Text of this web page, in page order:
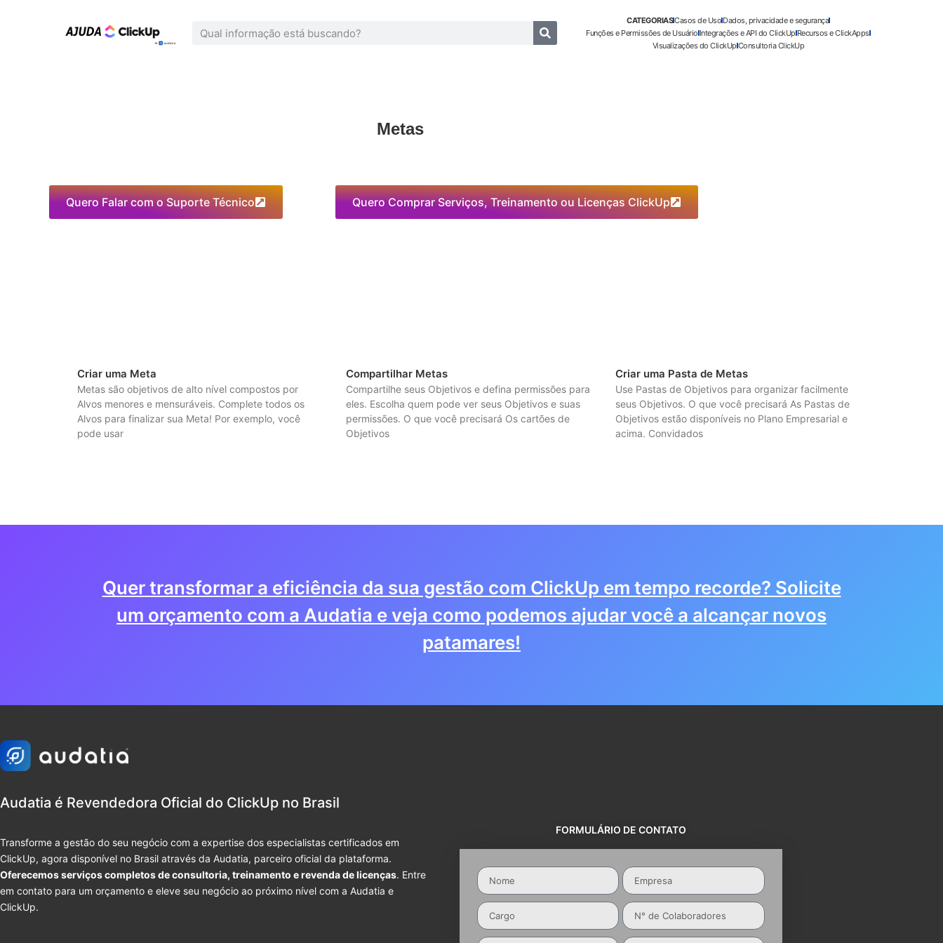
CATEGORIASCasos de Uso Dados, privacidade e segurança
Funções e Permissões de UsuárioIntegrações e API do ClickUpRecursos e ClickApps
Visualizações do ClickUpConsultoria ClickUp
Metas
Quero Falar com o Suporte Técnico Quero Comprar Serviços, Treinamento ou Licenças ClickUp
Criar uma Meta
Metas são objetivos de alto nível compostos por
Alvos menores e mensuráveis. Complete todos os
Alvos para finalizar sua Meta! Por exemplo, você
pode usar
Compartilhar Metas
Compartilhe seus Objetivos e defina permissões para
eles. Escolha quem pode ver seus Objetivos e suas
permissões. O que você precisará Os cartões de
Objetivos
Criar uma Pasta de Metas
Use Pastas de Objetivos para organizar facilmente
seus Objetivos. O que você precisará As Pastas de
Objetivos estão disponíveis no Plano Empresarial e
acima. Convidados
Quer transformar a eficiência da sua gestão com ClickUp em tempo recorde? Solicite
um orçamento com a Audatia e veja como podemos ajudar você a alcançar novos
patamares!
Audatia é Revendedora Oficial do ClickUp no Brasil
Transforme a gestão do seu negócio com a expertise dos especialistas certificados em
ClickUp, agora disponível no Brasil através da Audatia, parceiro oficial da plataforma.
Oferecemos serviços completos de consultoria, treinamento e revenda de licenças. Entre
em contato para um orçamento e eleve seu negócio ao próximo nível com a Audatia e
ClickUp.
FORMULÁRIO DE CONTATO